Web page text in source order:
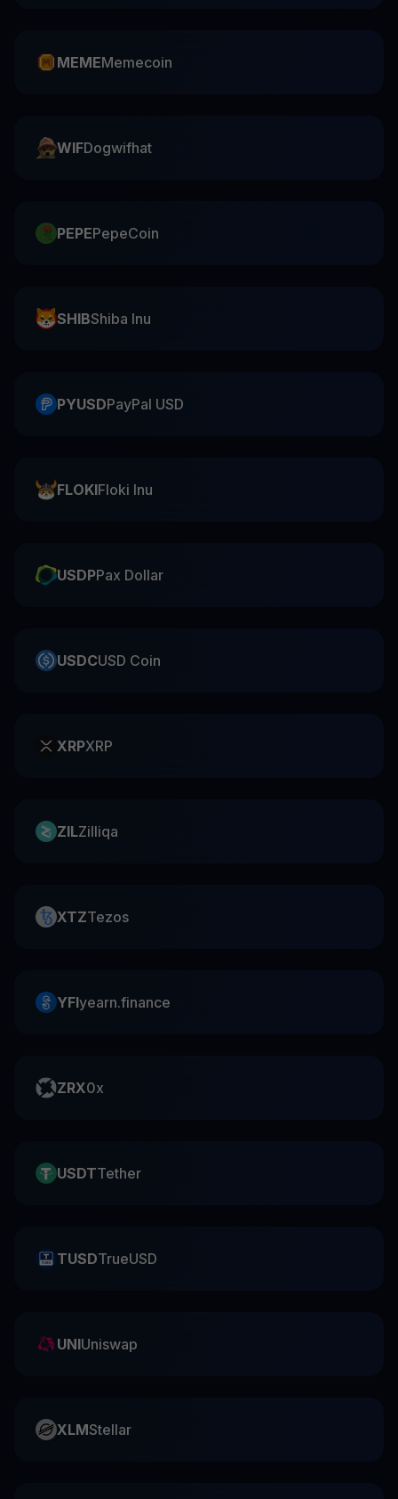
MEMEMemecoin
WIFDogwifhat
PEPEPepeCoin
SHIBShiba Inu
PYUSDPayPal USD
FLOKIFloki Inu
USDPPax Dollar
USDCUSD Coin
XRPXRP
ZILZilliqa
XTZTezos
YFIyearn.finance
ZRX0x
USDTTether
TUSDTrueUSD
UNIUniswap
XLMStellar